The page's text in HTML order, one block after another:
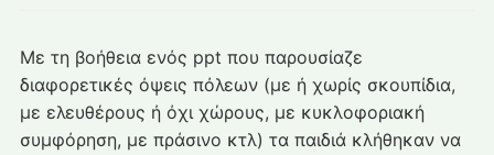
Με τη βοήθεια ενός ppt που παρουσίαζε
διαφορετικές όψεις πόλεων (με ή χωρίς σκουπίδια,
με ελευθέρους ή όχι χώρους, με κυκλοφοριακή
συμφόρηση, με πράσινο κτλ) τα παιδιά κλήθηκαν να